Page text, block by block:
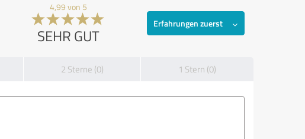
4,99 von 5
SEHR GUT
Erfahrungen zuerst
2 Sterne (0) 1 Stern (0)